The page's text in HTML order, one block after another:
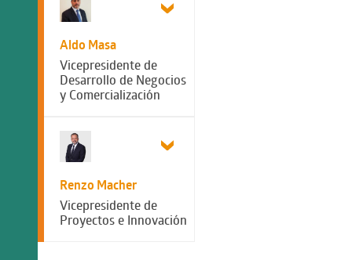
Aldo Masa
Vicepresidente de
Desarrollo de Negocios
y Comercialización
Renzo Macher
Vicepresidente de
Proyectos e Innovación